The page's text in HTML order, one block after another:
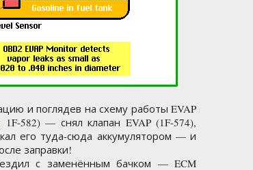
и поглядев на схему работы EVAP
1F-582) — снял клапан EVAP (1F-574),
его туда-сюда аккумулятором — и
заправки!
с заменённым бачком — ECM